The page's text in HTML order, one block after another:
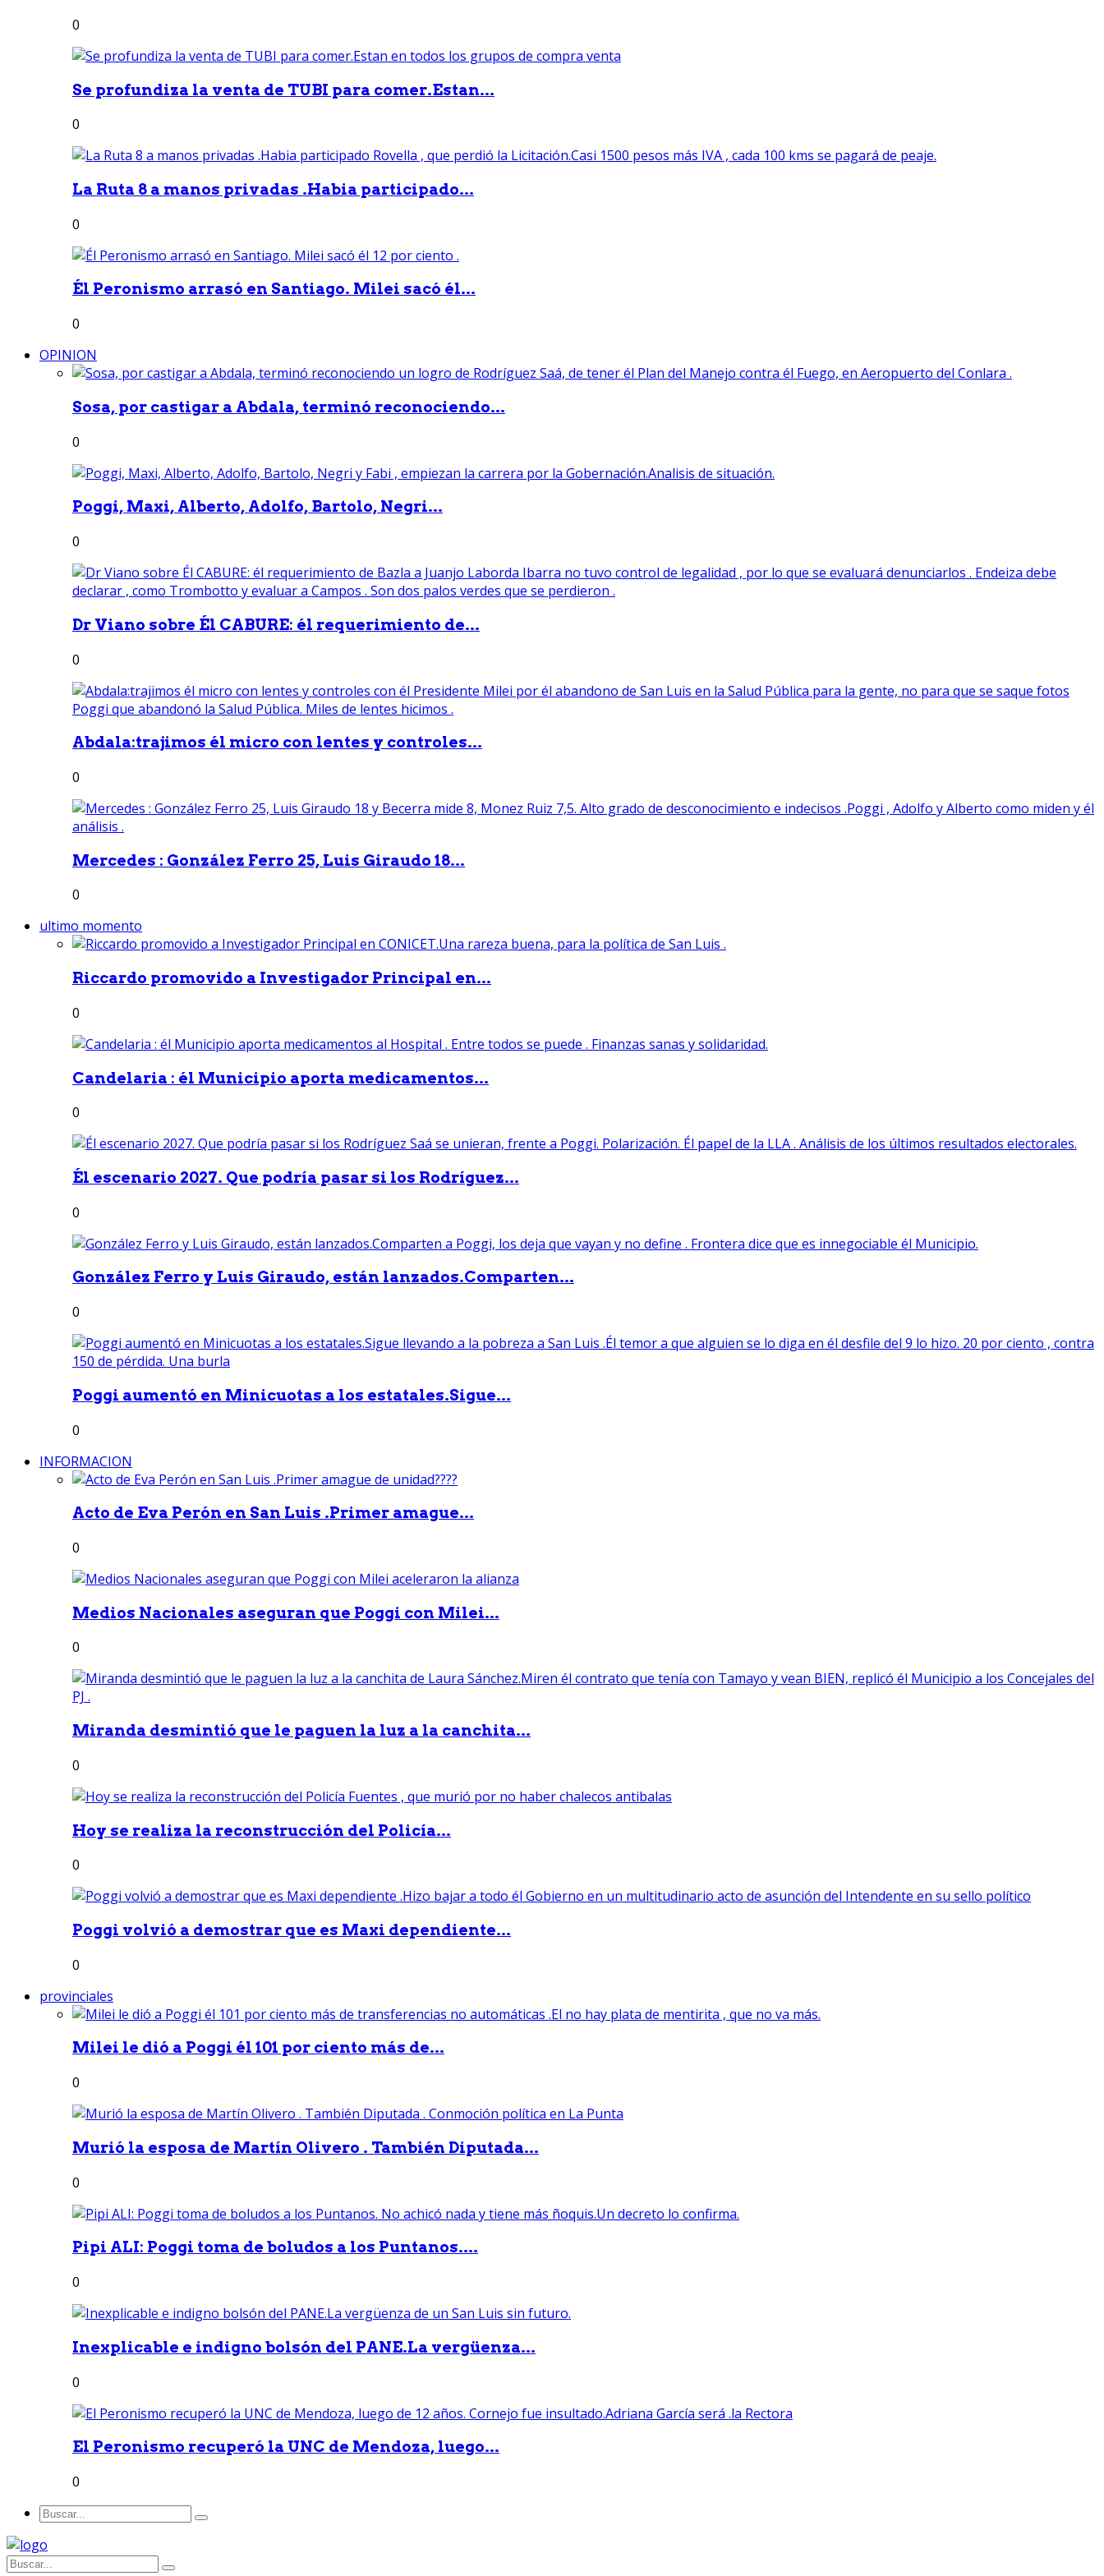
0
Se profundiza la venta de TUBI para comer.Estan...
0
La Ruta 8 a manos privadas .Habia participado...
0
Él Peronismo arrasó en Santiago. Milei sacó él...
0
OPINION
Sosa, por castigar a Abdala, terminó reconociendo...
0
Poggi, Maxi, Alberto, Adolfo, Bartolo, Negri...
0
Dr Viano sobre Él CABURE: él requerimiento de...
0
Abdala:trajimos él micro con lentes y controles...
0
Mercedes : González Ferro 25, Luis Giraudo 18...
0
ultimo momento
Riccardo promovido a Investigador Principal en...
0
Candelaria : él Municipio aporta medicamentos...
0
Él escenario 2027. Que podría pasar si los Rodríguez...
0
González Ferro y Luis Giraudo, están lanzados.Comparten...
0
Poggi aumentó en Minicuotas a los estatales.Sigue...
0
INFORMACION
Acto de Eva Perón en San Luis .Primer amague...
0
Medios Nacionales aseguran que Poggi con Milei...
0
Miranda desmintió que le paguen la luz a la canchita...
0
Hoy se realiza la reconstrucción del Policía...
0
Poggi volvió a demostrar que es Maxi dependiente...
0
provinciales
Milei le dió a Poggi él 101 por ciento más de...
0
Murió la esposa de Martín Olivero . También Diputada...
0
Pipi ALI: Poggi toma de boludos a los Puntanos....
0
Inexplicable e indigno bolsón del PANE.La vergüenza...
0
El Peronismo recuperó la UNC de Mendoza, luego...
0